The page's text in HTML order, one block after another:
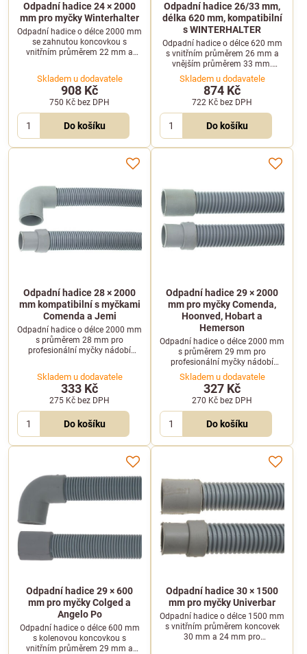
Odpadní hadice 24 × 2000
mm pro myčky Winterhalter
Odpadní hadice o délce 2000 mm
se zahnutou koncovkou s
vnitřním průměrem 22 mm a
Winterhalter.
Skladem u dodavatele
908 Kč
750 Kč bez DPH
Do košíku
Odpadní hadice 26/33 mm,
délka 620 mm, kompatibilní
s WINTERHALTER
Odpadní hadice o délce 620 mm
s vnitřním průměrem 26 mm a
vnějším průměrem 33 mm.
Určena pro vybrané myčky
WINTERHALTER.
Skladem u dodavatele
874 Kč
722 Kč bez DPH
Do košíku
Odpadní hadice 28 × 2000
mm kompatibilní s myčkami
Comenda a Jemi
Odpadní hadice o délce 2000 mm
s průměrem 28 mm pro
profesionální myčky nádobí
vody z mycího systému a
odolává teplotám do 90 °C.
Skladem u dodavatele
333 Kč
275 Kč bez DPH
Do košíku
Odpadní hadice 29 × 2000
mm pro myčky Comenda,
Hoonved, Hobart a
Hemerson
Odpadní hadice o délce 2000 mm
s průměrem 29 mm pro
profesionální myčky nádobí
Comenda, Hoonved, Hobart a
Hemerson. Vhodná pro modely
Comenda F3E, F3EA-RCD a další.
Skladem u dodavatele
327 Kč
270 Kč bez DPH
Do košíku
Odpadní hadice 29 × 600
mm pro myčky Colged a
Angelo Po
Odpadní hadice o délce 600 mm
s kolenovou koncovkou s
vnitřním průměrem 29 mm a
Odpadní hadice 30 × 1500
mm pro myčky Univerbar
Odpadní hadice o délce 1500 mm
s vnitřním průměrem koncovek
30 mm a 24 mm pro